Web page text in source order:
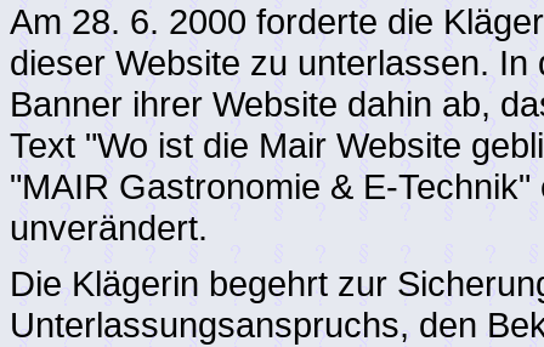
Am 28. 6. 2000 forderte die
dieser Website zu unterlassen.
Banner ihrer Website dahin ab,
Text "Wo ist die Mair Website
"MAIR Gastronomie & E-
unverändert.
Die Klägerin begehrt zur
Unterlassungsanspruchs, den